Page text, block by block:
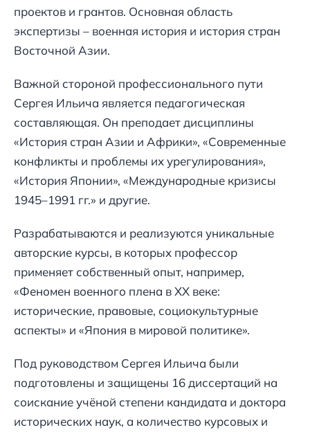
проектов и грантов. Основная область
экспертизы – военная история и история стран
Восточной Азии.
Важной стороной профессионального пути
Сергея Ильича является педагогическая
составляющая. Он преподает дисциплины
«История стран Азии и Африки», «Современные
конфликты и проблемы их урегулирования»,
«История Японии», «Международные кризисы
1945–1991 гг.» и другие.
Разрабатываются и реализуются уникальные
авторские курсы, в которых профессор
применяет собственный опыт, например,
«Феномен военного плена в ХХ веке:
исторические, правовые, социокультурные
аспекты» и «Япония в мировой политике».
Под руководством Сергея Ильича были
подготовлены и защищены 16 диссертаций на
соискание учёной степени кандидата и доктора
исторических наук, а количество курсовых и